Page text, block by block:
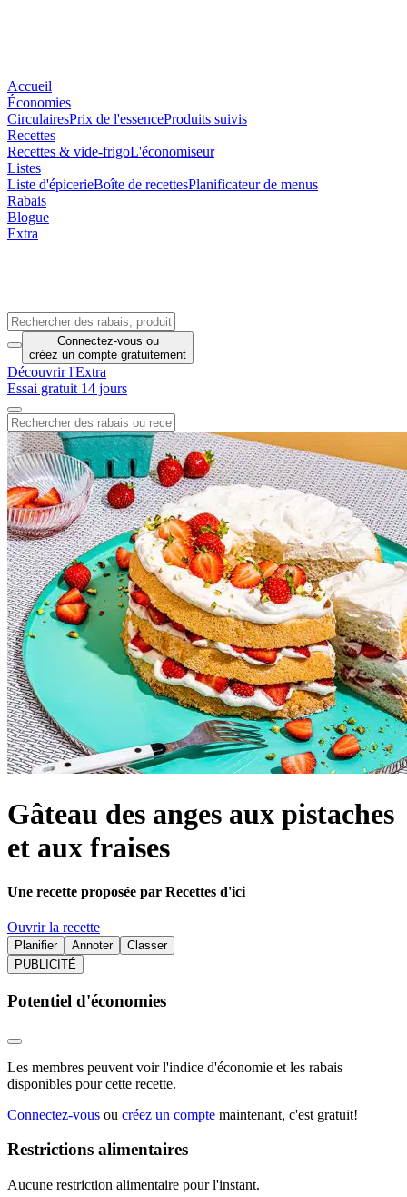
Accueil
Économies
CirculairesPrix de l'essenceProduits suivis
Recettes
Recettes & vide-frigoL'économiseur
Listes
Liste d'épicerieBoîte de recettesPlanificateur de menus
Rabais
Blogue
Extra
Connectez-vous ou
créez un compte gratuitement
Découvrir l'Extra
Essai gratuit 14 jours
Gâteau des anges aux pistaches
et aux fraises
Une recette proposée par Recettes d'ici
Ouvrir la recette
Planifier Annoter
Classer
PUBLICITÉ
Potentiel d'économies
Les membres peuvent voir l'indice d'économie et les rabais
disponibles pour cette recette.
Connectez-vous ou créez un compte maintenant, c'est gratuit!
Restrictions alimentaires
Aucune restriction alimentaire pour l'instant.